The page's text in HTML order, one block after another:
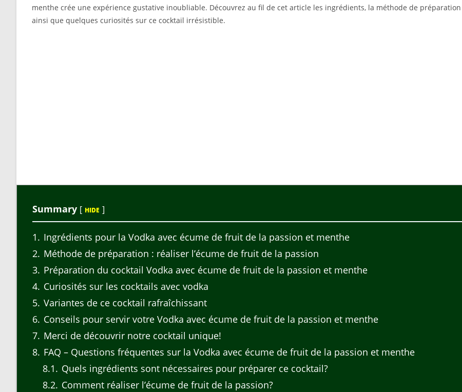
menthe crée une expérience gustative inoubliable. Découvrez au fil de cet article les ingrédients, la méthode de préparation
ainsi que quelques curiosités sur ce cocktail irrésistible.
Summary [ HIDE ]
1
Ingrédients pour la Vodka avec écume de fruit de la passion et menthe
2 Méthode de préparation : réaliser l’écume de fruit de la passion
3 Préparation du cocktail Vodka avec écume de fruit de la passion et menthe
4 Curiosités sur les cocktails avec vodka
5 Variantes de ce cocktail rafraîchissant
6 Conseils pour servir votre Vodka avec écume de fruit de la passion et menthe
7 Merci de découvrir notre cocktail unique!
8 FAQ – Questions fréquentes sur la Vodka avec écume de fruit de la passion et menthe
8.1
Quels ingrédients sont nécessaires pour préparer ce cocktail?
8.2 Comment réaliser l’écume de fruit de la passion?